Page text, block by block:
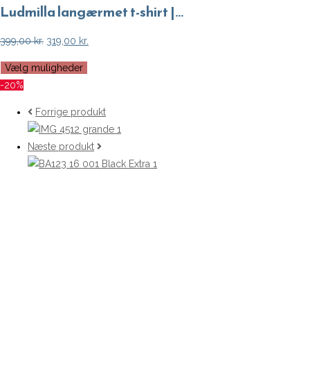
Ludmilla langærmet t-shirt |…
399,00kr. Den
pris
399,00 kr..
319,00 kr.
319,00 kr..
Vælg muligheder
-20%
Forrige produkt
Næste produkt